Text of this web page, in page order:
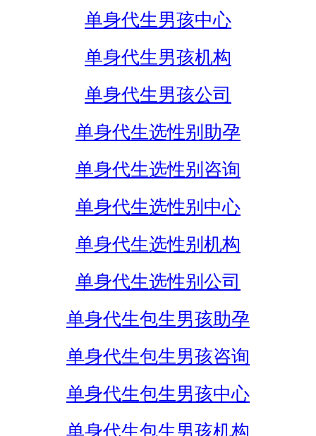
单身代生男孩中心
单身代生男孩机构
单身代生男孩公司
单身代生选性别助孕
单身代生选性别咨询
单身代生选性别中心
单身代生选性别机构
单身代生选性别公司
单身代生包生男孩助孕
单身代生包生男孩咨询
单身代生包生男孩中心
单身代生包生男孩机构